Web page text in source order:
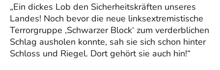
„Ein dickes Lob den Sicherheitskräften unseres
Landes! Noch bevor die neue linksextremistische
Terrorgruppe ‚Schwarzer Block‘ zum verderblichen
Schlag ausholen konnte, sah sie sich schon hinter
Schloss und Riegel. Dort gehört sie auch hin!“